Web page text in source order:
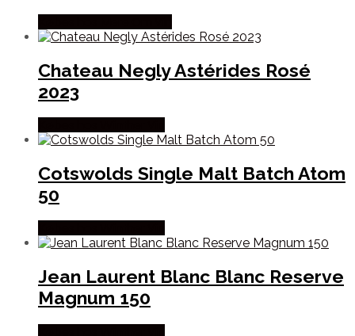
Chateau Negly Astérides Rosé
2023
Cotswolds Single Malt Batch Atom
50
Jean Laurent Blanc Blanc Reserve
Magnum 150